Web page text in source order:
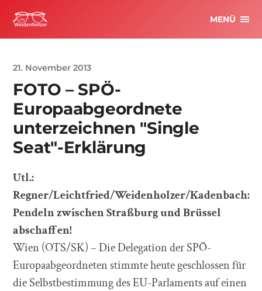
MENÜ
21. November 2013
FOTO – SPÖ-
Europaabgeordnete
unterzeichnen "Single
Seat"-Erklärung
Utl.:
Regner/Leichtfried/Weidenholzer/Kadenbach:
Pendeln zwischen Straßburg und Brüssel
abschaffen!
Wien (OTS/SK) – Die Delegation der SPÖ-
Europaabgeordneten stimmte heute geschlossen für
die Selbstbestimmung des EU-Parlaments auf einen